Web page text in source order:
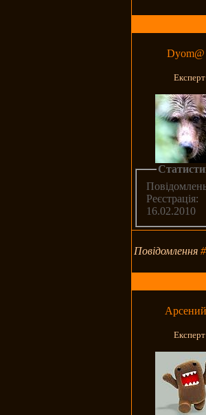
Dyom@
Експерт
Реєстрація:
16.02.2010
Повідомлення
Арсений
Експерт